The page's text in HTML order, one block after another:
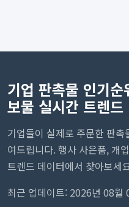
기업 판촉물 인기순
보물 실시간 트렌드
기업들이 실제로 주문한 판
여드립니다. 행사 사은품, 개
트렌드 데이터에서 찾아보세
최근 업데이트: 2026년 08월